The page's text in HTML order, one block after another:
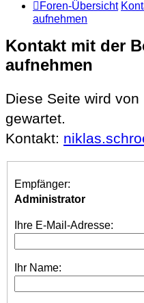
Foren-Übersicht
aufnehmen
Kontakt mit der
aufnehmen
Diese Seite wird
gewartet.
Kontakt:
Empfänger:
Administrator
Ihre E-Mail-Adresse:
Ihr Name: